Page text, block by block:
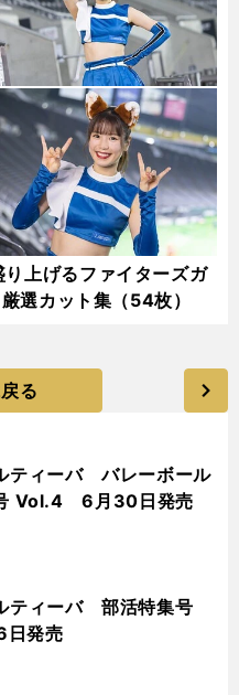
り上げるファイターズガ
選カット集（54枚）
る
ティーバ バレーボール
Vol.4 6月30日発売
ティーバ 部活特集号
日発売